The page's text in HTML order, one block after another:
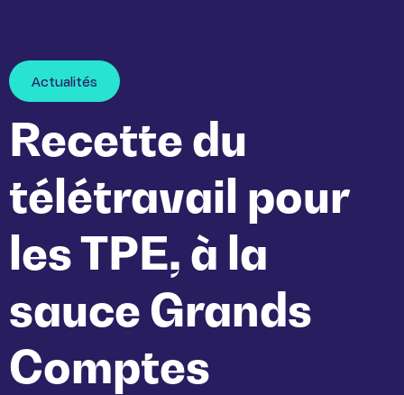
Actualités
Recette du
télétravail pour
les TPE, à la
sauce Grands
Comptes